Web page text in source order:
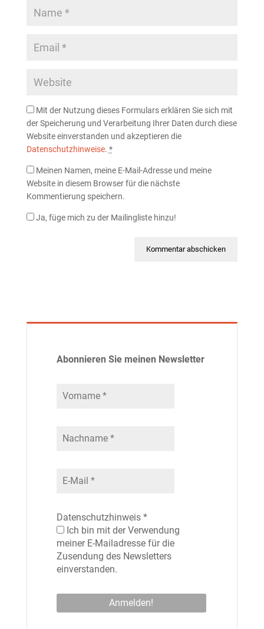
Mit der Nutzung dieses Formulars erklären Sie sich mit
der Speicherung und Verarbeitung Ihrer Daten durch diese
Website einverstanden und akzeptieren die
Datenschutzhinweise. *
Meinen Namen, meine E-Mail-Adresse und meine
Website in diesem Browser für die nächste
Kommentierung speichern.
Ja, füge mich zu der Mailingliste hinzu!
Abonnieren Sie meinen Newsletter
Datenschutzhinweis *
Ich bin mit der Verwendung
meiner E-Mailadresse für die
Zusendung des Newsletters
einverstanden.